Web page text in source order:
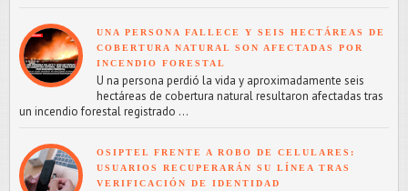
UNA PERSONA FALLECE Y SEIS HECTÁREAS DE
COBERTURA NATURAL SON AFECTADAS POR
INCENDIO FORESTAL
U na persona perdió la vida y aproximadamente seis
hectáreas de cobertura natural resultaron afectadas tras
un incendio forestal registrado ...
OSIPTEL FRENTE A ROBO DE CELULARES:
USUARIOS RECUPERARÁN SU LÍNEA TRAS
VERIFICACIÓN DE IDENTIDAD